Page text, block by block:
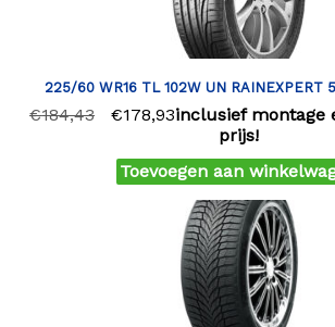
225/60 WR16 TL 102W UN RAINEXPERT
€184,43 €178,93inclusief montage
prijs!
Toevoegen aan